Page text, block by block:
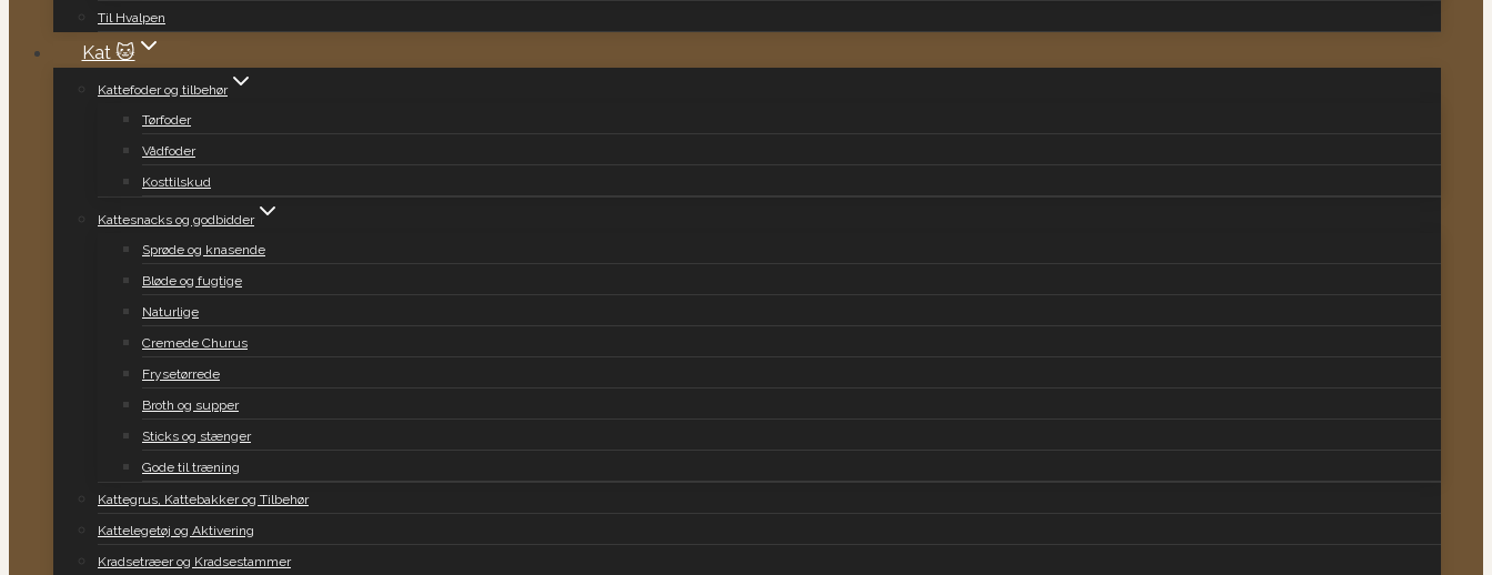
Til Hvalpen
Kat 🐱
Kattefoder og tilbehør
Tørfoder
Vådfoder
Kosttilskud
Kattesnacks og godbidder
Sprøde og knasende
Bløde og fugtige
Naturlige
Cremede Churus
Frysetørrede
Broth og supper
Sticks og stænger
Gode til træning
Kattegrus, Kattebakker og Tilbehør
Kattelegetøj og Aktivering
Kradsetræer og Kradsestammer